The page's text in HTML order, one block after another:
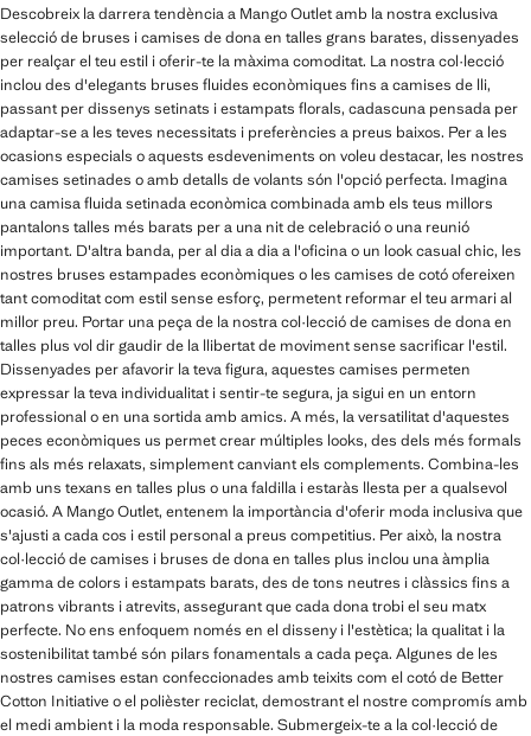
Descobreix la darrera tendència a Mango Outlet amb la nostra exclusiva
selecció de bruses i camises de dona en talles grans barates, dissenyades
per realçar el teu estil i oferir-te la màxima comoditat. La nostra col·lecció
inclou des d'elegants bruses fluides econòmiques fins a camises de lli,
passant per dissenys setinats i estampats florals, cadascuna pensada per
adaptar-se a les teves necessitats i preferències a preus baixos. Per a les
ocasions especials o aquests esdeveniments on voleu destacar, les nostres
camises setinades o amb detalls de volants són l'opció perfecta. Imagina
una camisa fluida setinada econòmica combinada amb els teus millors
pantalons talles més barats per a una nit de celebració o una reunió
important. D'altra banda, per al dia a dia a l'oficina o un look casual chic, les
nostres bruses estampades econòmiques o les camises de cotó ofereixen
tant comoditat com estil sense esforç, permetent reformar el teu armari al
millor preu. Portar una peça de la nostra col·lecció de camises de dona en
talles plus vol dir gaudir de la llibertat de moviment sense sacrificar l'estil.
Dissenyades per afavorir la teva figura, aquestes camises permeten
expressar la teva individualitat i sentir-te segura, ja sigui en un entorn
professional o en una sortida amb amics. A més, la versatilitat d'aquestes
peces econòmiques us permet crear múltiples looks, des dels més formals
fins als més relaxats, simplement canviant els complements. Combina-les
amb uns texans en talles plus o una faldilla i estaràs llesta per a qualsevol
ocasió. A Mango Outlet, entenem la importància d'oferir moda inclusiva que
s'ajusti a cada cos i estil personal a preus competitius. Per això, la nostra
col·lecció de camises i bruses de dona en talles plus inclou una àmplia
gamma de colors i estampats barats, des de tons neutres i clàssics fins a
patrons vibrants i atrevits, assegurant que cada dona trobi el seu matx
perfecte. No ens enfoquem només en el disseny i l'estètica; la qualitat i la
sostenibilitat també són pilars fonamentals a cada peça. Algunes de les
nostres camises estan confeccionades amb teixits com el cotó de Better
Cotton Initiative o el polièster reciclat, demostrant el nostre compromís amb
el medi ambient i la moda responsable. Submergeix-te a la col·lecció de